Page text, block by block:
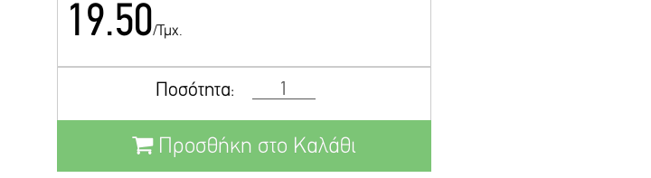
19.50/Τμχ.
Ποσότητα:
Προσθήκη στο Καλάθι